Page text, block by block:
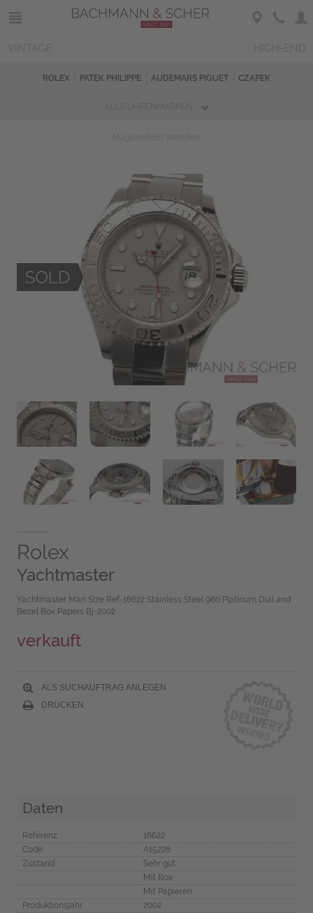
ROLEX PATEK PHILIPPE AUDEMARS PIGUET CZAPEK
Rolex
Yachtmaster
Yachtmaster Man Size Ref-16622 Stainless Steel 960 Platinum Dial and
Bezel Box Papers Bj-2002
verkauft
ALS SUCHAUFTRAG ANLEGEN
DRUCKEN
Daten
Referenz
16622
Code
A15228
Zustand
Sehr gut
Mit Box
Mit Papieren
Produktionsjahr
2002